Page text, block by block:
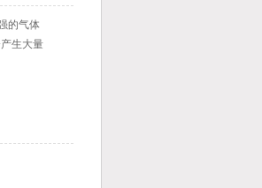
的气体
生大量